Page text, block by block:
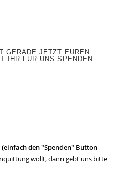
GERADE JETZT EUREN
IHR FÜR UNS SPENDEN
den "Spenden" Button
wollt, dann gebt uns bitte